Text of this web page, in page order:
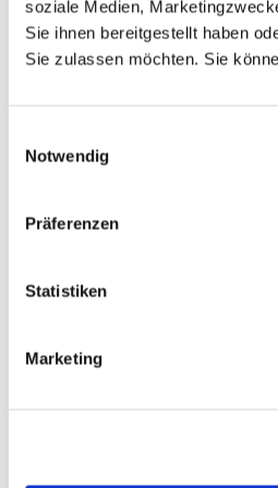
soziale Medien,
Sie ihnen bereitgestellt haben
Sie zulassen möchten. Sie
Notwendig
Präferenzen
Statistiken
Marketing